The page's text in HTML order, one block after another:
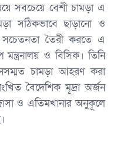
সবচেয়ে বেশী চামড়া এ
সঠিকভাবে ছাড়ানো ও
সচেতনতা তৈরী করতে এ
মন্ত্রনালয় ও বিসিক। তিনি
চামড়া আহরণ করা
বৈদেশিক মূদ্রা অর্জন
ও এতিমখানার অনুকূলে